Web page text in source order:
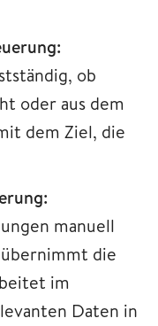
ob
oder aus dem
dem Ziel, die
manuell
die
im
Daten in